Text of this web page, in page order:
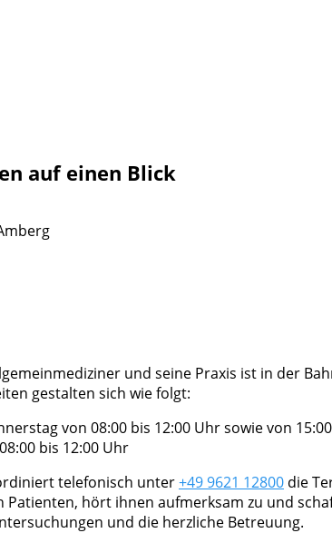
auf einen Blick
und seine Praxis ist in der
gestalten sich wie folgt:
von 08:00 bis 12:00 Uhr sowie von
bis 12:00 Uhr
telefonisch unter+49 9621 12800 die
Patienten, hört ihnen aufmerksam zu und
und die herzliche Betreuung.